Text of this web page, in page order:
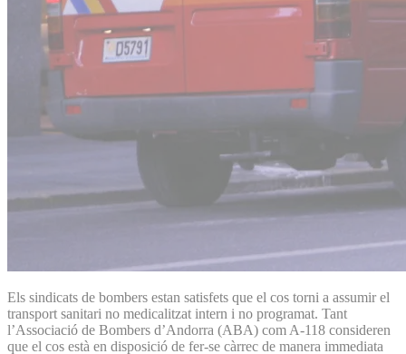
Els sindicats de bombers estan satisfets que el cos torni a assumir el
transport sanitari no medicalitzat intern i no programat. Tant
l’Associació de Bombers d’An­dorra (ABA) com A-118 consideren
que el cos està en disposició de fer-se càrrec de manera immediata